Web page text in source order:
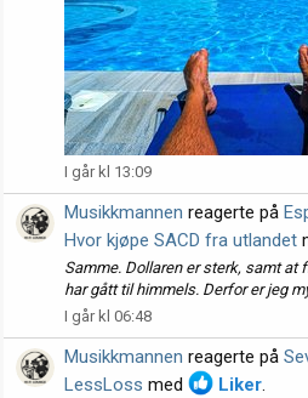
I går kl 13:09
Musikkmannen reagerte på
Hvor kjøpe SACD fra utlandet
Samme. Dollaren er sterk, samt at
har gått til himmels. Derfor er jeg
I går kl 06:48
Musikkmannen reagerte på
LessLoss med Liker.